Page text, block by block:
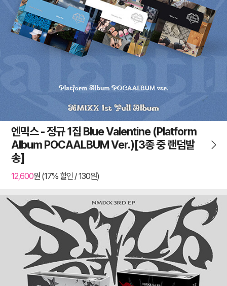
엔믹스 - 정규 1집 Blue Valentine (Platform
Album POCAALBUM Ver.)[3종 중 랜덤발
송]
12,600원 (17% 할인 / 130원)